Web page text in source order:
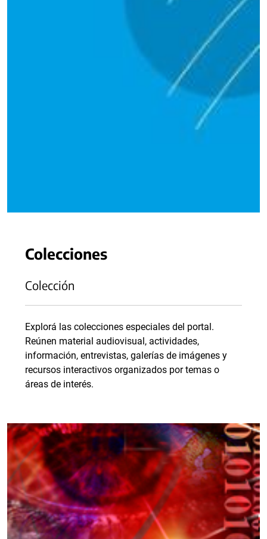
Colecciones
Colección
Explorá las colecciones especiales del portal.
Reúnen material audiovisual, actividades,
información, entrevistas, galerías de imágenes y
recursos interactivos organizados por temas o
áreas de interés.